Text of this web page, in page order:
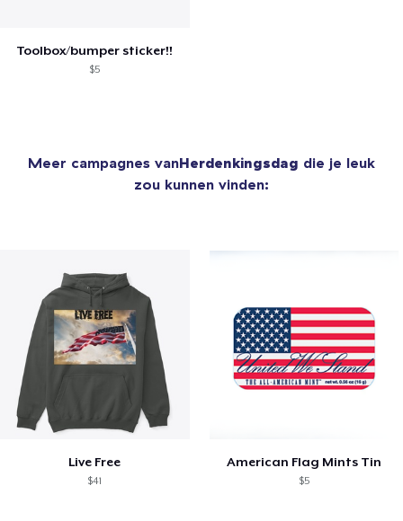
Toolbox/bumper sticker!!
$5
Meer campagnes vanHerdenkingsdag die je leuk
zou kunnen vinden:
Live Free
$41
American Flag Mints Tin
$5